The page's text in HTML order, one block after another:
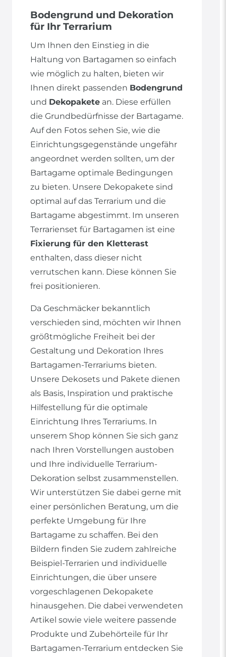
Bodengrund und Dekoration
für Ihr Terrarium
Um Ihnen den Einstieg in die
Haltung von Bartagamen so einfach
wie möglich zu halten, bieten wir
Ihnen direkt passenden Bodengrund
und Dekopakete an. Diese erfüllen
die Grundbedürfnisse der Bartagame.
Auf den Fotos sehen Sie, wie die
Einrichtungsgegenstände ungefähr
angeordnet werden sollten, um der
Bartagame optimale Bedingungen
zu bieten. Unsere Dekopakete sind
optimal auf das Terrarium und die
Bartagame abgestimmt. Im unseren
Terrarienset für Bartagamen ist eine
Fixierung für den Kletterast
enthalten, dass dieser nicht
verrutschen kann. Diese können Sie
frei positionieren.
Da Geschmäcker bekanntlich
verschieden sind, möchten wir Ihnen
größtmögliche Freiheit bei der
Gestaltung und Dekoration Ihres
Bartagamen-Terrariums bieten.
Unsere Dekosets und Pakete dienen
als Basis, Inspiration und praktische
Hilfestellung für die optimale
Einrichtung Ihres Terrariums. In
unserem Shop können Sie sich ganz
nach Ihren Vorstellungen austoben
und Ihre individuelle Terrarium-
Dekoration selbst zusammenstellen.
Wir unterstützen Sie dabei gerne mit
einer persönlichen Beratung, um die
perfekte Umgebung für Ihre
Bartagame zu schaffen. Bei den
Bildern finden Sie zudem zahlreiche
Beispiel-Terrarien und individuelle
Einrichtungen, die über unsere
vorgeschlagenen Dekopakete
hinausgehen. Die dabei verwendeten
Artikel sowie viele weitere passende
Produkte und Zubehörteile für Ihr
Bartagamen-Terrarium entdecken Sie